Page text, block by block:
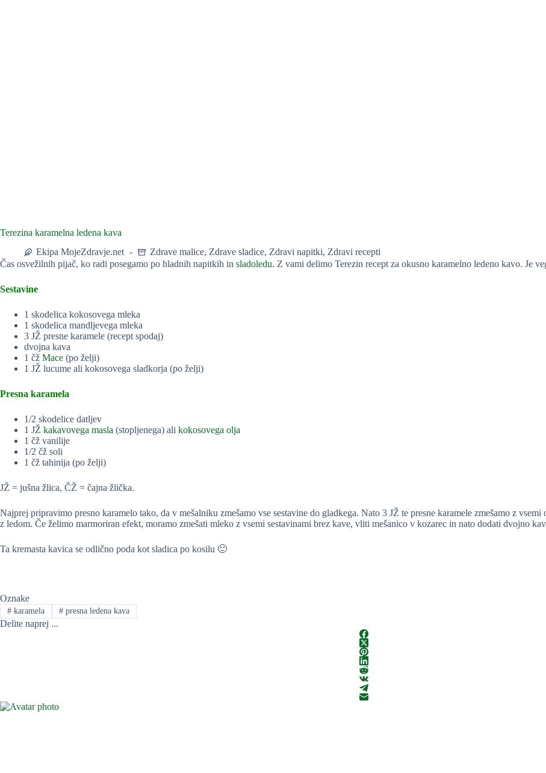
Terezina karamelna ledena kava
Ekipa MojeZdravje.net
Zdrave malice, Zdrave sladice, Zdravi napitki, Zdravi recepti
Čas osvežilnih pijač, ko radi posegamo po hladnih napitkih in sladoledu. Z vami delimo Terezin recept za okusno karamelno ledeno kavo. Je
Sestavine
1 skodelica kokosovega mleka
1 skodelica mandljevega mleka
3 JŽ presne karamele (recept spodaj)
dvojna kava
1 čž Mace (po želji)
1 JŽ lucume ali kokosovega sladkorja (po želji)
Presna karamela
1/2 skodelice datljev
1 JŽ kakavovega masla (stopljenega) ali kokosovega olja
1 čž vanilije
1/2 čž soli
1 čž tahinija (po želji)
JŽ = jušna žlica, ČŽ = čajna žlička.
Najprej pripravimo presno karamelo tako, da v mešalniku zmešamo vse sestavine do gladkega. Nato 3 JŽ te presne karamele zmešamo z
z ledom. Če želimo marmoriran efekt, moramo zmešati mleko z vsemi sestavinami brez kave, vliti mešanico v kozarec in nato dodati dvojno
Ta kremasta kavica se odlično poda kot sladica po kosilu 🙂
Oznake
#karamela #presna ledena kava
Delite naprej ...